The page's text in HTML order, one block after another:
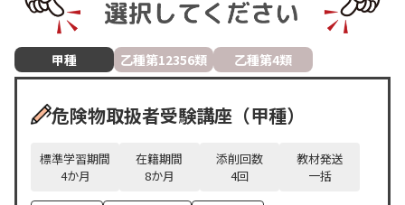
甲種 乙種第12356類 乙種第4類
危険物取扱者受験講座（甲種）
標準学習期間
4か月
在籍期間
8か月
添削回数
4回
教材発送
一括